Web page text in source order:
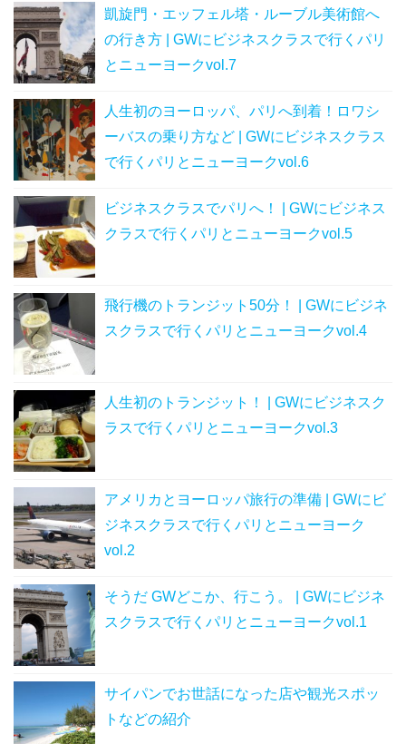
凱旋門・エッフェル塔・ルーブル美術館へ
の行き方 | GWにビジネスクラスで行くパリ
とニューヨークvol.7
人生初のヨーロッパ、パリへ到着！ロワシ
ーバスの乗り方など | GWにビジネスクラス
で行くパリとニューヨークvol.6
ビジネスクラスでパリへ！ | GWにビジネス
クラスで行くパリとニューヨークvol.5
飛行機のトランジット50分！ | GWにビジネ
スクラスで行くパリとニューヨークvol.4
人生初のトランジット！ | GWにビジネスク
ラスで行くパリとニューヨークvol.3
アメリカとヨーロッパ旅行の準備 | GWにビ
ジネスクラスで行くパリとニューヨーク
vol.2
そうだ GWどこか、行こう。 | GWにビジネ
スクラスで行くパリとニューヨークvol.1
サイパンでお世話になった店や観光スポッ
トなどの紹介